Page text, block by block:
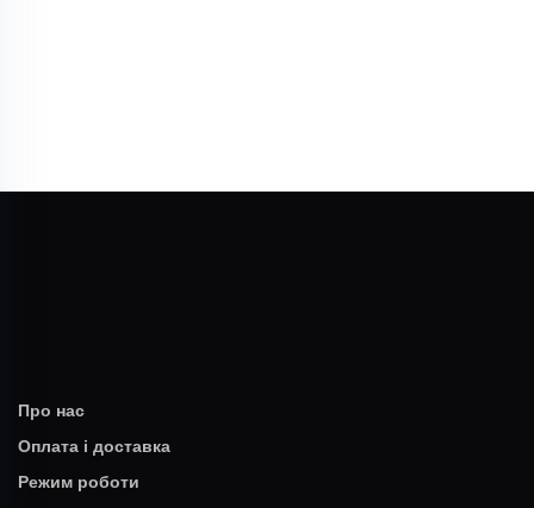
Про нас
Оплата і доставка
Режим роботи